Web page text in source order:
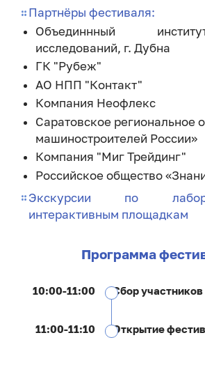
Партнёры фестиваля:
Объединнный
исследований, г. Дубна
ГК "Рубеж"
АО НПП "Контакт"
Компания Неофлекс
Саратовское региональное
машиностроителей России»
Компания "Миг Трейдинг"
Российское общество
Экскурсии по
интерактивным площадкам
Программа
10:00-11:00 Сбор участников
11:00-11:10 Открытие